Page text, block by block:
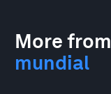
More from
mundial